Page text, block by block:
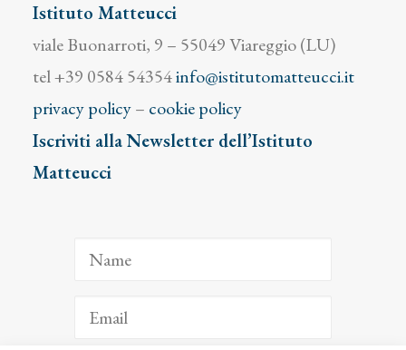
Istituto Matteucci
viale Buonarroti, 9 – 55049 Viareggio (LU)
tel +39 0584 54354info@istitutomatteucci.it
privacy policy– cookie policy
Iscriviti alla Newsletter dell’Istituto
Matteucci